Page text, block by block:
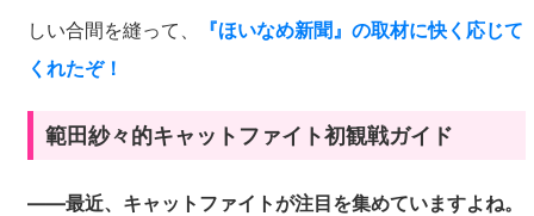
しい合間を縫って、
『ほいなめ新聞』の取材に快く応じて
くれたぞ！
範田紗々的キャットファイト初観戦ガイド
――最近、キャットファイトが注目を集めていますよね。